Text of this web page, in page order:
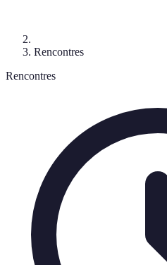
Rencontres
Rencontres